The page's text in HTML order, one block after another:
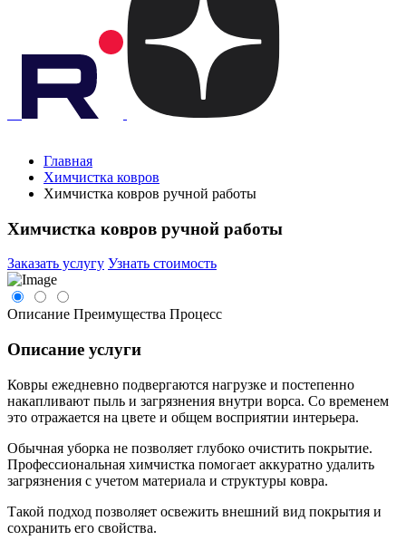
Главная
Химчистка ковров
Химчистка ковров ручной работы
Химчистка ковров ручной работы
Заказать услугу Узнать стоимость
Описание Преимущества Процесс
Описание услуги
Ковры ежедневно подвергаются нагрузке и постепенно
накапливают пыль и загрязнения внутри ворса. Со временем
это отражается на цвете и общем восприятии интерьера.
Обычная уборка не позволяет глубоко очистить покрытие.
Профессиональная химчистка помогает аккуратно удалить
загрязнения с учетом материала и структуры ковра.
Такой подход позволяет освежить внешний вид покрытия и
сохранить его свойства.